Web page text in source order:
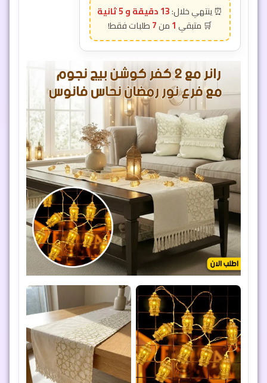
13 دقيقة و 3 ثانية
1
7